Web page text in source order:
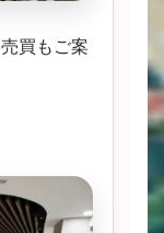
買もご案